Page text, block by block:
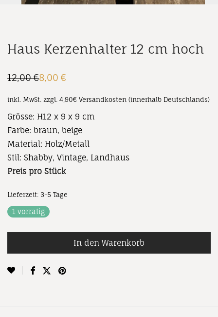
Haus Kerzenhalter 12 cm hoch
12,00€
Ursprünglicher
12,00 €
8,00 €
Aktueller
8,00 €.
inkl. MwSt. zzgl. 4,90€ Versandkosten (innerhalb Deutschlands)
Grösse: H12 x 9 x 9 cm
Farbe: braun, beige
Material: Holz/Metall
Stil: Shabby, Vintage, Landhaus
Preis pro Stück
Lieferzeit: 3-5 Tage
1 vorrätig
In den Warenkorb